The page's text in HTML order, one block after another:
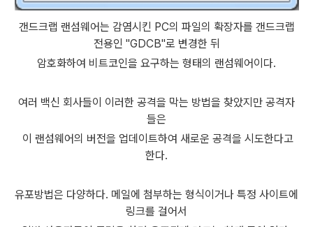
갠드크랩 랜섬웨어는 감염시킨 PC의 파일의 확장자를 갠드크랩
전용인 "GDCB"로 변경한 뒤
암호화하여 비트코인을 요구하는 형태의 랜섬웨어이다.
여러 백신 회사들이 이러한 공격을 막는 방법을 찾았지만 공격자
들은
이 랜섬웨어의 버전을 업데이트하여 새로운 공격을 시도한다고
한다.
유포방법은 다양하다. 메일에 첨부하는 형식이거나 특정 사이트에
링크를 걸어서